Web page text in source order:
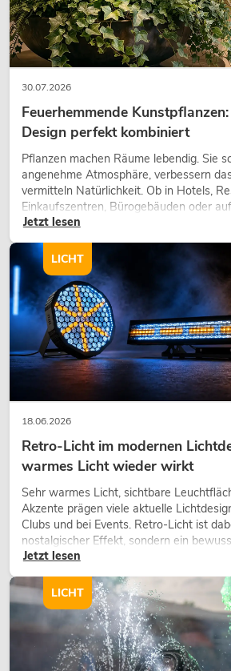
30.07.2026
Feuerhemmende
Design perfekt kombiniert
Pflanzen machen Räume lebendig. Sie
angenehme Atmosphäre, verbessern
vermitteln Natürlichkeit. Ob in Hotels,
Einkaufszentren, Bürogebäuden oder
eine hochwertige Begrünung gehört
Jetzt lesen
18.06.2026
Retro-Licht im modernen
warmes Licht wieder wirkt
Sehr warmes Licht, sichtbare
Akzente prägen viele aktuelle
Clubs und bei Events. Retro-Licht ist
nostalgischer Effekt, sondern ein
Gestaltungsmittel: Es schafft
wirken lassen.
Jetzt lesen
LICHT
LICHT